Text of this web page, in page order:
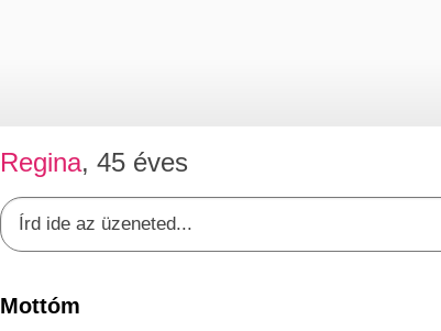
Regina, 45 éves
Mottóm